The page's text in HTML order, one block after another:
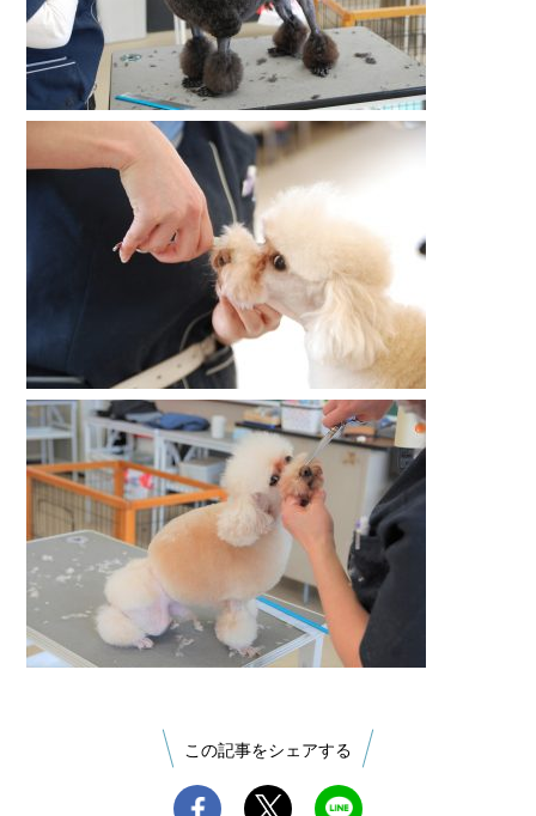
この記事をシェアする